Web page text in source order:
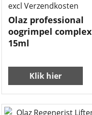
excl Verzendkosten
Olaz professional
oogrimpel complex
15ml
Klik hier